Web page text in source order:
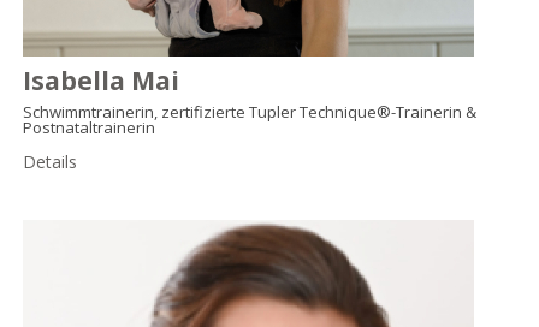
Isabella Mai
Schwimmtrainerin, zertifizierte Tupler Technique®-Trainerin &
Postnataltrainerin
Details